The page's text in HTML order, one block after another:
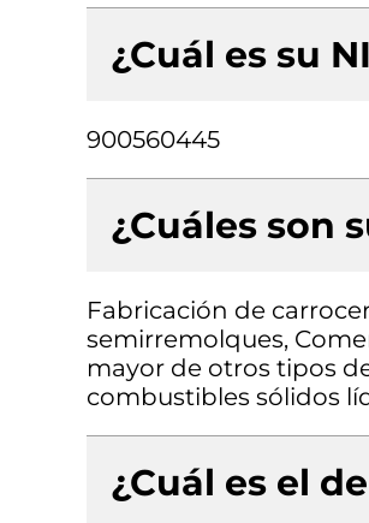
¿Cuál es su
900560445
¿Cuáles son
Fabricación de
semirremolques,
mayor de otros tipos
combustibles sólidos
¿Cuál es el